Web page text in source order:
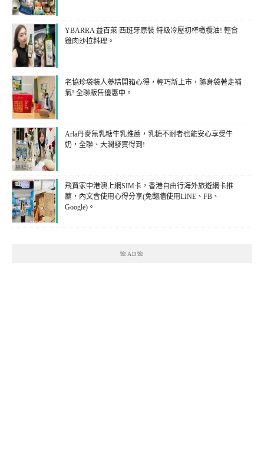
YBARRA 益百萊 西班牙原裝 特級冷壓初榨橄欖油! 輕食
雞肉沙拉料理。
老協珍袋裝人蔘精開箱心得，輕巧新上市，隨身袋著走補
氣! 全聯販售優惠中。
Arla丹麥無乳糖牛乳推薦，乳糖不耐者也能安心享受牛
奶，全聯、大潤發買得到!
飛買家中港澳上網SIM卡，香港自由行海外旅遊網卡推
薦，內文含使用心得分享(免翻牆使用LINE、FB、
Google)。
🌺AD🌺